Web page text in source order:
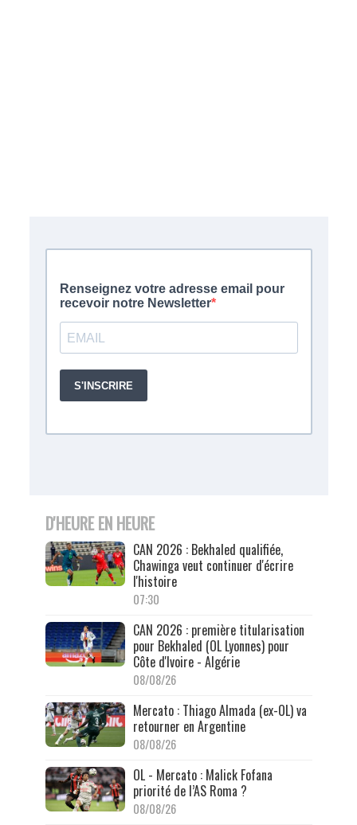
D'HEURE EN HEURE
CAN 2026 : Bekhaled qualifiée,
Chawinga veut continuer d'écrire
l'histoire
07:30
CAN 2026 : première titularisation
pour Bekhaled (OL Lyonnes) pour
Côte d'Ivoire - Algérie
08/08/26
Mercato : Thiago Almada (ex-OL) va
retourner en Argentine
08/08/26
OL - Mercato : Malick Fofana
priorité de l’AS Roma ?
08/08/26